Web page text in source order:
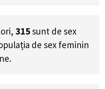
315sunt de sex
de sex feminin